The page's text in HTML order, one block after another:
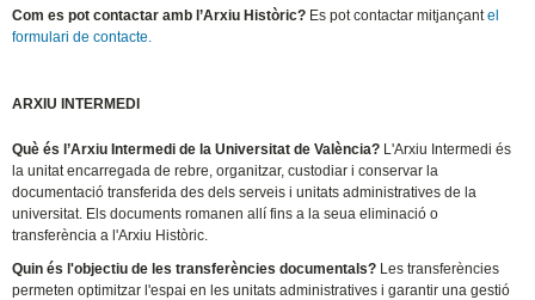
Com es pot contactar amb l’Arxiu Històric? Es pot contactar mitjançantel
formulari de contacte.
ARXIU INTERMEDI
Què és l’Arxiu Intermedi de la Universitat de València? L'Arxiu Intermedi és
la unitat encarregada de rebre, organitzar, custodiar i conservar la
documentació transferida des dels serveis i unitats administratives de la
universitat. Els documents romanen allí fins a la seua eliminació o
transferència a l'Arxiu Històric.
Quin és l'objectiu de les transferències documentals? Les transferències
permeten optimitzar l'espai en les unitats administratives i garantir una gestió